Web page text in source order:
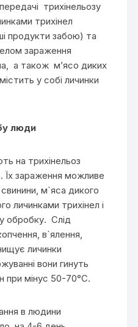
трихінельозу
трихінел
продукти забою) та
зараження
а також м’ясо диких
у собі личинки
люди
на трихінельоз
Їх зараження можливе
м`яса дикого
личинками трихінел і
обробку. Слід
в`ялення,
личинки
вони гинуть
при мінус 50-70°С.
в людини